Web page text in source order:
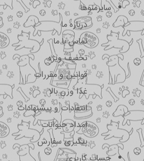
سایرمنوها
درباره ما
تماس با ما
تخفیف ویژه
قوانین و مقررات
غذا وزن بالا
انتقادات و پیشنهادات
امداد حیوانات
پیگیری سفارش